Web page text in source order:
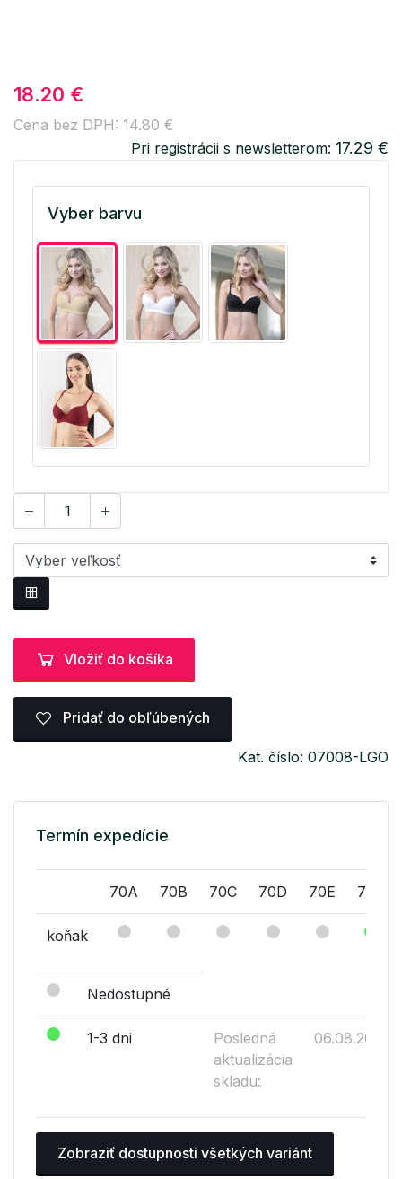
18.20 €
Cena bez DPH: 14.80 €
Pri registrácii s newsletterom: 17.29 €
Vyber barvu
Vložiť do košíka
Pridať do obľúbených
Kat. číslo: 07008-LGO
Termín expedície
70A 70B 70C 70D 70E 75A
koňak
Nedostupné
1-3 dni
Posledná
aktualizácia
skladu:
06.08.2026
Zobraziť dostupnosti všetkých variánt